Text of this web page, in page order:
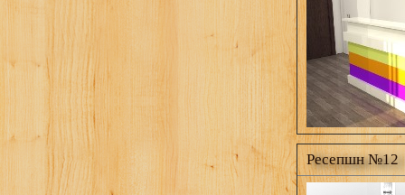
Ресепшн №12